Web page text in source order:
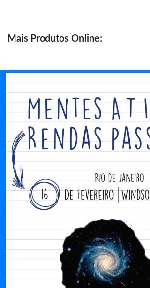
Mais Produtos Online: